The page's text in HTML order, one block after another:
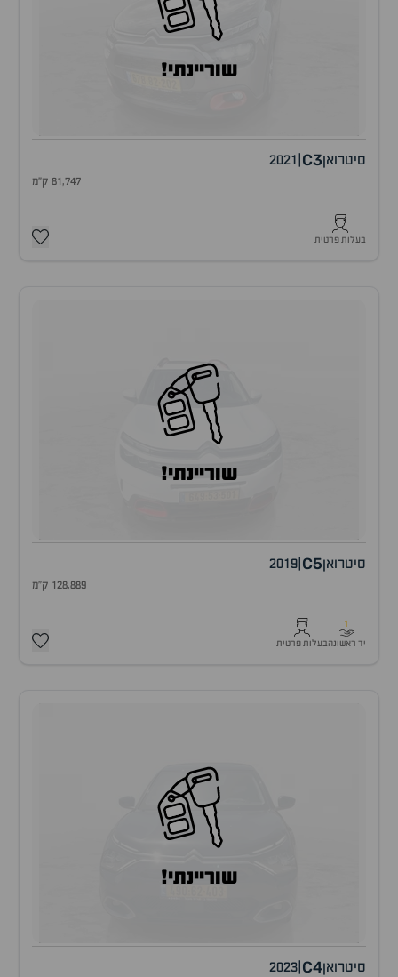
שוריינתי!
סיטרואןC3
2021
81,747 ק"מ
בעלות פרטית
שוריינתי!
סיטרואןC5
2019
128,889 ק"מ
1
יד ראשונהבעלות פרטית
שוריינתי!
סיטרואןC4
2023